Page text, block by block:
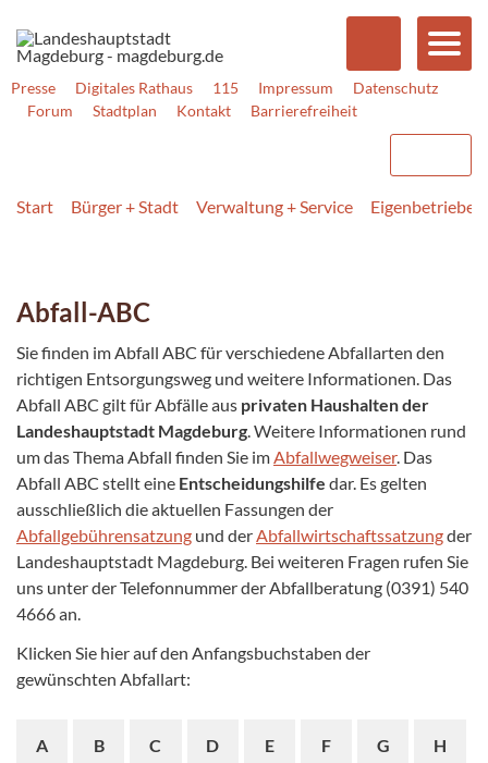
Presse Digitales Rathaus 115 Impressum
Datenschutz
Forum
Stadtplan Kontakt Barrierefreiheit
Start Bürger + Stadt Verwaltung + Service Eigenbetriebe
Abfall-ABC
Sie finden im Abfall ABC für verschiedene Abfallarten den
richtigen Entsorgungsweg und weitere Informationen. Das
Abfall ABC gilt für Abfälle aus privaten Haushaltender
Landeshauptstadt Magdeburg . Weitere Informationen rund
um das Thema Abfall finden Sie im Abfallwegweiser. Das
Abfall ABC stellt eine Entscheidungshilfe dar. Es gelten
ausschließlich die aktuellen Fassungen der
Abfallgebührensatzung und der Abfallwirtschaftssatzungder
Landeshauptstadt Magdeburg. Bei weiteren Fragen rufen Sie
uns unter der Telefonnummer der Abfallberatung (0391) 540
4666 an.
Klicken Sie hier auf den Anfangsbuchstaben der
gewünschten Abfallart:
A B C D E F G H